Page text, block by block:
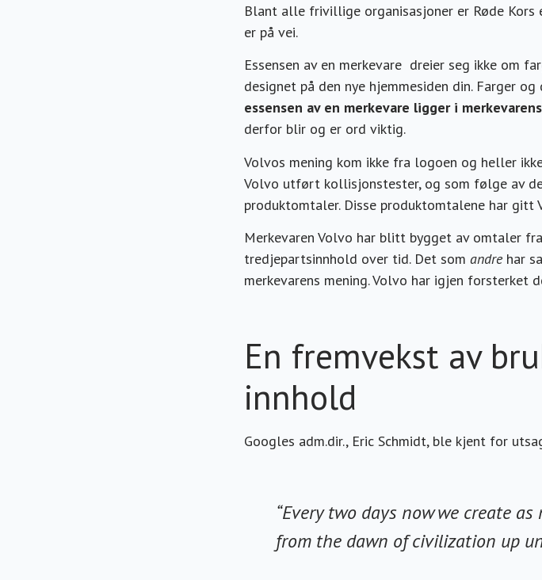
Blant alle frivillige organisasjoner er Røde Kors
er på vei.
Essensen av en merkevare dreier seg ikke om
designet på den nye hjemmesiden din. Farger
essensen av en merkevare ligger i
derfor blir og er ord viktig.
Volvos mening kom ikke fra logoen og heller
Volvo utført kollisjonstester, og som følge av
produktomtaler. Disse produktomtalene har gitt
Merkevaren Volvo har blitt bygget av omtaler
tredjepartsinnhold over tid. Det som andrehar
merkevarens mening. Volvo har igjen forsterket
En fremvekst av
innhold
Googles adm.dir., Eric Schmidt, ble kjent for
“Every two days now we create
from the dawn of civilization up